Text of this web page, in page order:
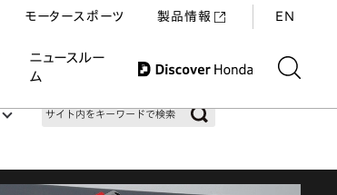
ニュースルー
ム
モータースポーツ 製品情報 EN